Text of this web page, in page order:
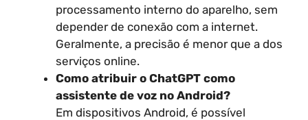
processamento interno do aparelho, sem
depender de conexão com a internet.
Geralmente, a precisão é menor que a dos
serviços online.
Como atribuir o ChatGPT como
assistente de voz no Android?
Em dispositivos Android, é possível